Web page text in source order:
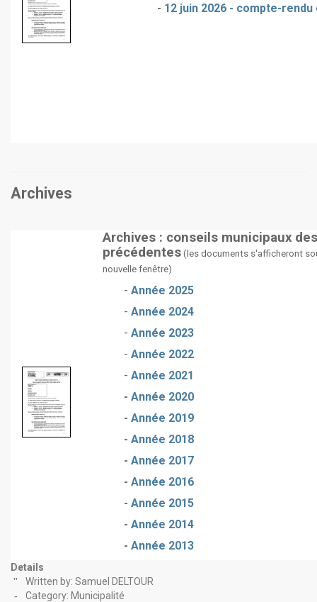
- 12 juin 2026 - compte-
Archives
Archives : conseils municipaux
précédentes (les documents s'afficheront
nouvelle fenêtre)
- Année 2025
- Année 2024
- Année 2023
- Année 2022
- Année 2021
- Année 2020
- Année 2019
- Année 2018
- Année 2017
- Année 2016
- Année 2015
- Année 2014
- Année 2013
Details
Written by: Samuel DELTOUR
Category: Municipalité